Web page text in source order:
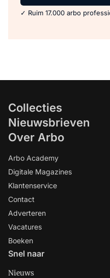
✓ Ruim 17.000 arbo
Collecties
Nieuwsbrieven
Over Arbo
Arbo Academy
Digitale Magazines
Klantenservice
Contact
Adverteren
Vacatures
Boeken
Snel naar
Nieuws